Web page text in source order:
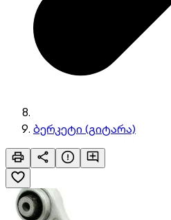
ბერკეტი (გიტარა)